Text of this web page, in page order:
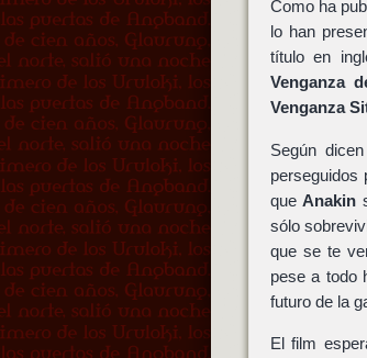
Como ha
lo han
título en
Venganza
Venganza
Según
perseguidos
queAnakin
sólo
que se te
pese a todo
futuro de la
El film